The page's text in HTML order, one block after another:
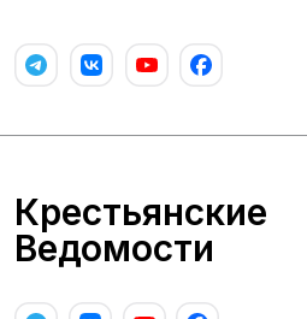
Крестьянские
Ведомости